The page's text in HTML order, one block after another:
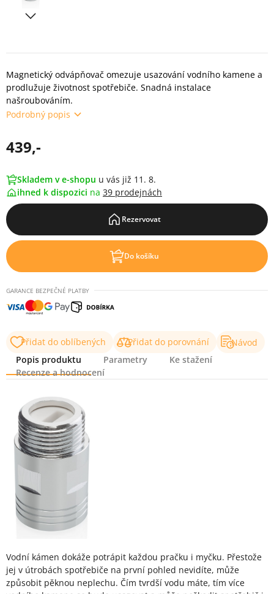
Magnetický odvápňovač omezuje usazování vodního kamene a
prodlužuje životnost spotřebiče. Snadná instalace
našroubováním.
Podrobný popis
439,-
Skladem v e-shopu u vás již 11. 8.
ihned k dispozici na 39 prodejnách
Rezervovat
Do košíku
GARANCE BEZPEČNÉ PLATBY
Přidat do oblíbených Přidat do porovnání
Návod
Popis produktu
Parametry
Ke stažení
Recenze a hodnocení
Popis produktu
Vodní kámen dokáže potrápit každou pračku i myčku. Přestože
jej v útrobách spotřebiče na první pohled nevidíte, může
způsobit pěknou neplechu. Čím tvrdší vodu máte, tím více